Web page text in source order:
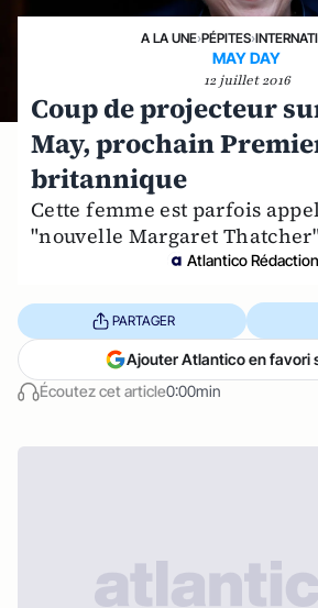
A LA UNE›PÉPITES›
MAY DAY
12 juillet 2016
Coup de projecteur
May, prochain
britannique
Cette femme est parfois
"nouvelle Margaret
Atlantico Rédaction
Écoutez cet article0:00min
PARTAGER
Ajouter Atlantico en favori